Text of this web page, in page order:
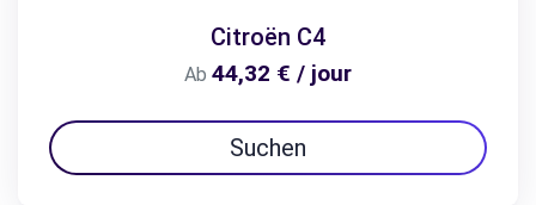
Citroën C4
Ab 44,32 € / jour
Suchen